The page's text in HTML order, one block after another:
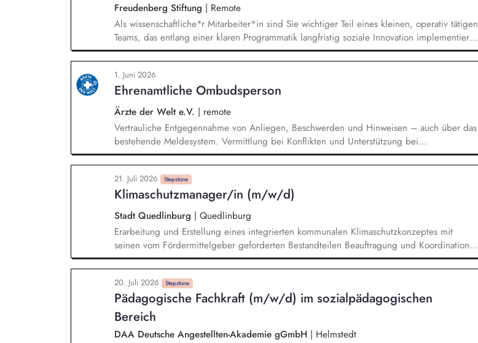
Freudenberg Stiftung | Remote
Als wissenschaftliche*r Mitarbeiter*in sind Sie wichtiger Teil eines kleinen, operativ tätigen
Teams, das entlang einer klaren Programmatik langfristig soziale Innovation implementiert.
Sie unterstützen die Geschäftsführung bei der Umsetzung der Stiftungsprogrammatik und
entwickeln dabei die Internationalisierungsstrategie der Stiftung weiter. Sie übersetzen
wissenschaftliche Erkenntnisse in alltagsangebundene Handlungsansätze entlang unserer
Stiftungsprogrammatik.
1. Juni 2026
Ehrenamtliche Ombudsperson
Ärzte der Welt e.V. | remote
Vertrauliche Entgegennahme von Anliegen, Beschwerden und Hinweisen – auch über das
bestehende Meldesystem. Vermittlung bei Konflikten und Unterstützung bei
Klärungsprozessen. Konzeption und Durchführung von Schulungen und
Sensibilisierungsformaten. Mitwirkung an der Weiterentwicklung von Leitlinien,
Verhaltenskodizes und dem Meldesystem. Förderung einer offenen Feedback- und
Beschwerdekultur innerhalb der Organisation.
21. Juli 2026 Stepstone
Klimaschutzmanager/in (m/w/d)
Stadt Quedlinburg | Quedlinburg
Erarbeitung und Erstellung eines integrierten kommunalen Klimaschutzkonzeptes mit
seinen vom Fördermittelgeber geforderten Bestandteilen Beauftragung und Koordination
von externen Drittanbietern Initiierung, Begleitung und Projektmanagement von
Maßnahmen und Projekten Prüfung und Umsetzung von wirkungsvollen Klimaschutz-
Sofortmaßnahmen Durchführung eines zivilgesellschaftlichen Prozesses für die
Konzepterstellung (Workshops, Ideensammlung mit Bürger/innen) Integration des
Klimaschutzes in die Verwaltungsabläufe Vernetzung/Kooperation mit anderen lokalen
Klimaschutzakteuren
20. Juli 2026 Stepstone
Pädagogische Fachkraft (m/w/d) im sozialpädagogischen
Bereich
DAA Deutsche Angestellten-Akademie gGmbH | Helmstedt